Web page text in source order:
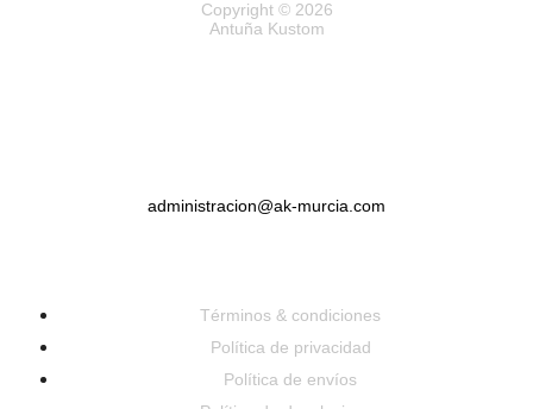
Copyright © 2026
Antuña Kustom
administracion@ak-murcia.com
Términos & condiciones
Política de privacidad
Política de envíos